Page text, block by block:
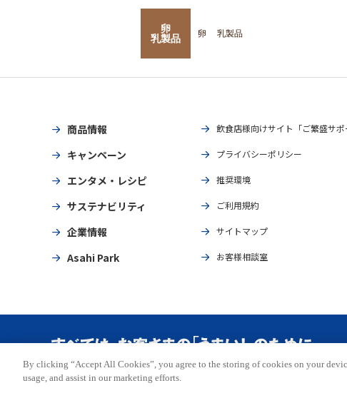
卵
乳製品
卵 乳製品
商品情報
キャンペーン
エンタメ・レシピ
サステナビリティ
企業情報
Asahi Park
飲食店様向けサイト「ご繁盛サポ
プライバシーポリシー
推奨環境
ご利用規約
サイトマップ
お客様相談室
Copyright © ASAHI BREWERIES, LTD. All rights reserved.
By clicking “Accept All Cookies”, you agree to the storing of cookies on your
usage, and assist in our marketing efforts.